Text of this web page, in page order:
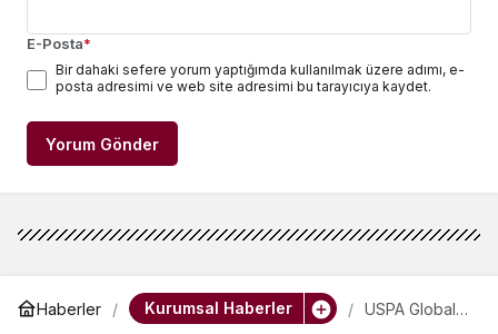
E-Posta*
Bir dahaki sefere yorum yaptığımda kullanılmak üzere adımı, e-
posta adresimi ve web site adresimi bu tarayıcıya kaydet.
Yorum Gönder
Haberler Kurumsal Haberler
USPA Global